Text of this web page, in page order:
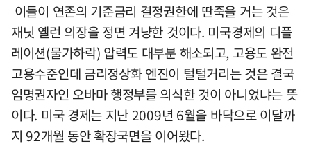
이들이 연존의 기준금리 결정권한에 딴죽을 거는 것은
재닛 옐런 의장을 정면 겨냥한 것이다. 미국경제의 디플
레이션(물가하락) 압력도 대부분 해소되고, 고용도 완전
고용수준인데 금리정상화 엔진이 털털거리는 것은 결국
임명권자인 오바마 행정부를 의식한 것이 아니었냐는 뜻
이다. 미국 경제는 지난 2009년 6월을 바닥으로 이달까
지 92개월 동안 확장국면을 이어왔다.